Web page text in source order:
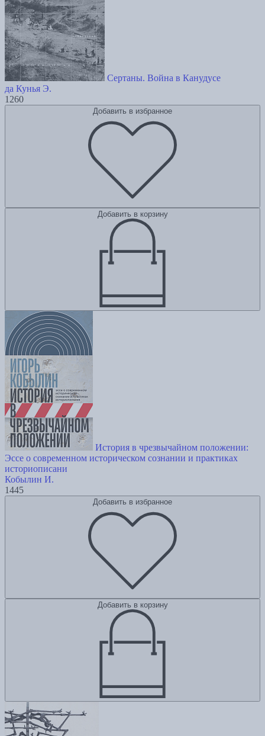
Сертаны. Война в Канудусе
да Кунья Э.
1260
Добавить в избранное
Добавить в корзину
История в чрезвычайном положении:
Эссе о современном историческом сознании и практиках
историописани
Кобылин И.
1445
Добавить в избранное
Добавить в корзину